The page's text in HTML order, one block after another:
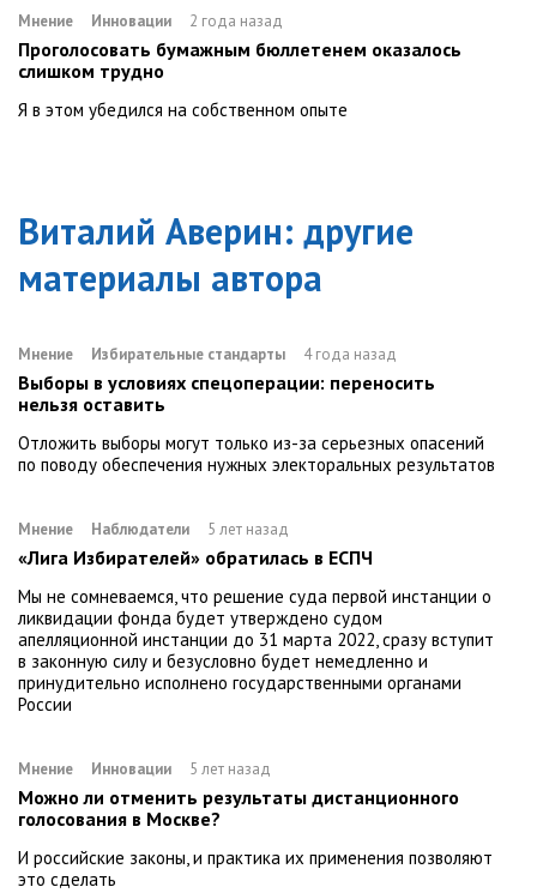
Мнение Инновации 2 года назад
Проголосовать бумажным бюллетенем оказалось
слишком трудно
Я в этом убедился на собственном опыте
Виталий Аверин: другие
материалы автора
Мнение Избирательные стандарты 4 года назад
Выборы в условиях спецоперации: переносить
нельзя оставить
Отложить выборы могут только из-за серьезных опасений
по поводу обеспечения нужных электоральных результатов
Мнение Наблюдатели 5 лет назад
«Лига Избирателей» обратилась в ЕСПЧ
Мы не сомневаемся, что решение суда первой инстанции о
ликвидации фонда будет утверждено судом
апелляционной инстанции до 31 марта 2022, сразу вступит
в законную силу и безусловно будет немедленно и
принудительно исполнено государственными органами
России
Мнение Инновации 5 лет назад
Можно ли отменить результаты дистанционного
голосования в Москве?
И российские законы, и практика их применения позволяют
это сделать